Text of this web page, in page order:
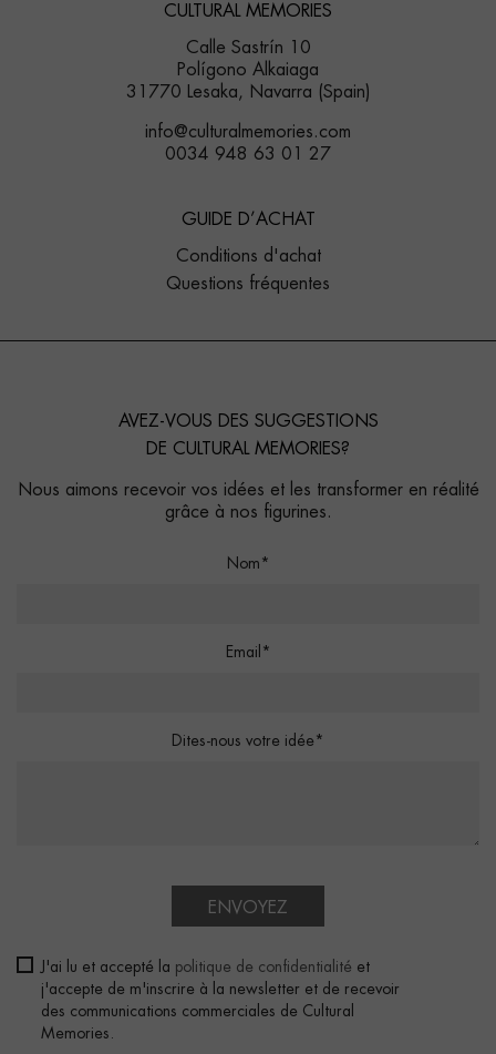
CULTURAL MEMORIES
Calle Sastrín 10
Polígono Alkaiaga
31770 Lesaka, Navarra (Spain)
info@culturalmemories.com
0034 948 63 01 27
GUIDE D’ACHAT
Conditions d'achat
Questions fréquentes
AVEZ-VOUS DES SUGGESTIONS
DE CULTURAL MEMORIES?
Nous aimons recevoir vos idées et les transformer en réalité
grâce à nos figurines.
Nom*
Email*
Dites-nous votre idée*
ENVOYEZ
J'ai lu et accepté la politique de confidentialité et
j'accepte de m'inscrire à la newsletter et de recevoir
des communications commerciales de Cultural
Memories.